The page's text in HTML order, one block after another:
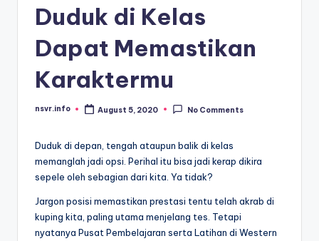
Duduk di Kelas
Dapat Memastikan
Karaktermu
Posted
nsvr.info August 5, 2020 No Comments
Duduk di depan, tengah ataupun balik di kelas
memanglah jadi opsi. Perihal itu bisa jadi kerap dikira
sepele oleh sebagian dari kita. Ya tidak?
Jargon posisi memastikan prestasi tentu telah akrab di
kuping kita, paling utama menjelang tes. Tetapi
nyatanya Pusat Pembelajaran serta Latihan di Western